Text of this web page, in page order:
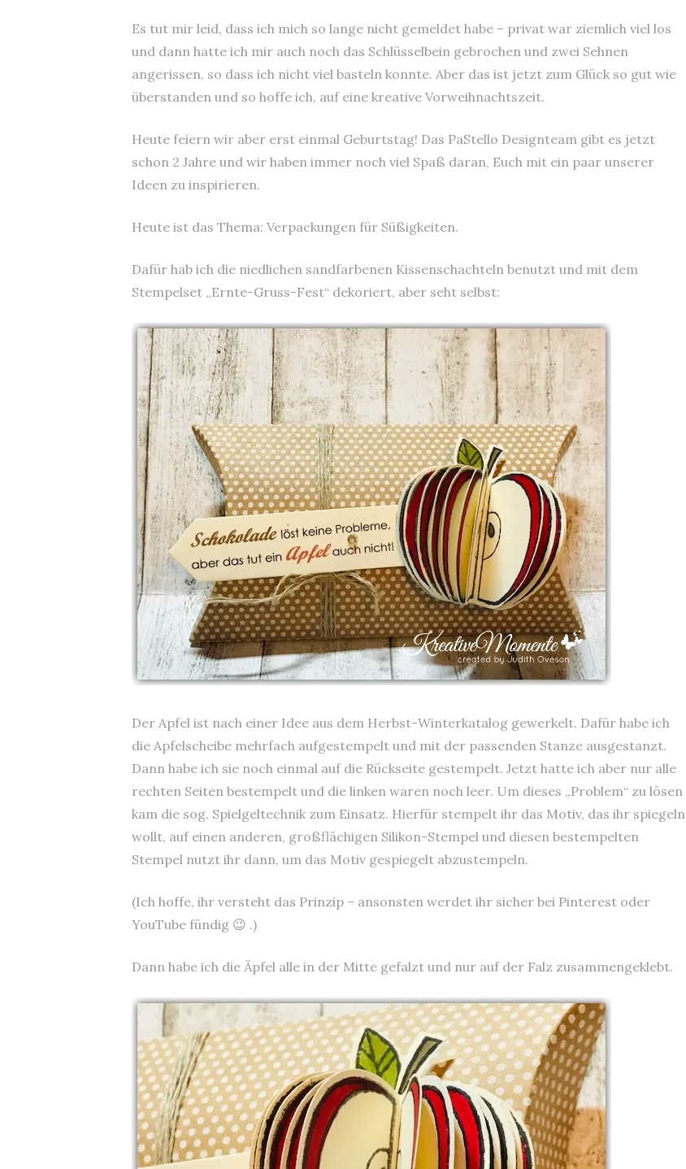
Es tut mir leid, dass ich mich so lange nicht gemeldet habe – privat war ziemlich viel los
und dann hatte ich mir auch noch das Schlüsselbein gebrochen und zwei Sehnen
angerissen, so dass ich nicht viel basteln konnte. Aber das ist jetzt zum Glück so gut wie
überstanden und so hoffe ich, auf eine kreative Vorweihnachtszeit.
Heute feiern wir aber erst einmal Geburtstag! Das PaStello Designteam gibt es jetzt
schon 2 Jahre und wir haben immer noch viel Spaß daran, Euch mit ein paar unserer
Ideen zu inspirieren.
Heute ist das Thema: Verpackungen für Süßigkeiten.
Dafür hab ich die niedlichen sandfarbenen Kissenschachteln benutzt und mit dem
Stempelset „Ernte-Gruss-Fest“ dekoriert, aber seht selbst:
Der Apfel ist nach einer Idee aus dem Herbst-Winterkatalog gewerkelt. Dafür habe ich
die Apfelscheibe mehrfach aufgestempelt und mit der passenden Stanze ausgestanzt.
Dann habe ich sie noch einmal auf die Rückseite gestempelt. Jetzt hatte ich aber nur alle
rechten Seiten bestempelt und die linken waren noch leer. Um dieses „Problem“ zu lösen
kam die sog. Spielgeltechnik zum Einsatz. Hierfür stempelt ihr das Motiv, das ihr spiegeln
wollt, auf einen anderen, großflächigen Silikon-Stempel und diesen bestempelten
Stempel nutzt ihr dann, um das Motiv gespiegelt abzustempeln.
(Ich hoffe, ihr versteht das Prinzip – ansonsten werdet ihr sicher bei Pinterest oder
YouTube fündig 😉 .)
Dann habe ich die Äpfel alle in der Mitte gefalzt und nur auf der Falz zusammengeklebt.